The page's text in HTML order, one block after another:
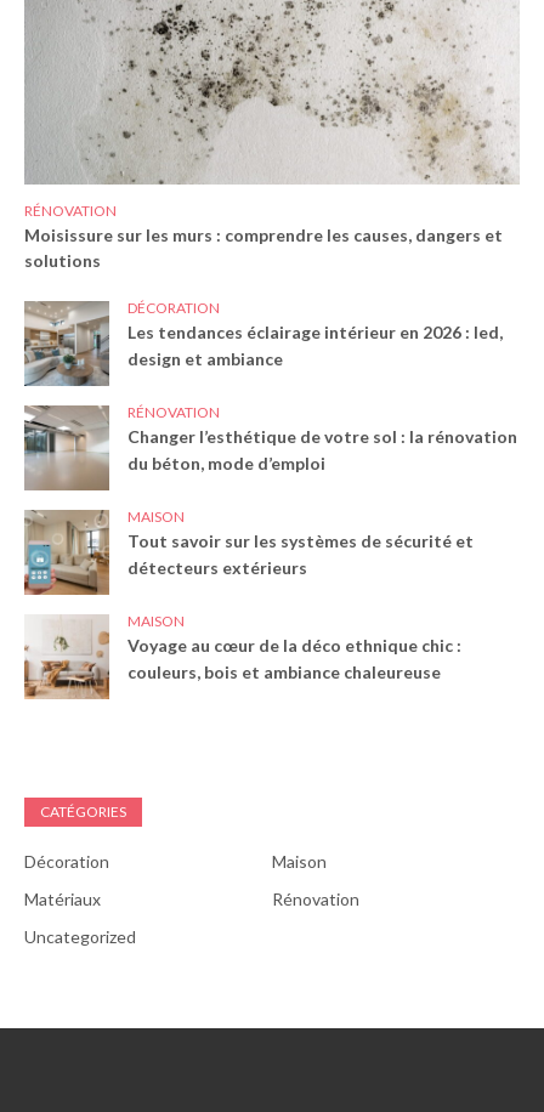
RÉNOVATION
Moisissure sur les murs : comprendre les causes, dangers et
solutions
DÉCORATION
Les tendances éclairage intérieur en 2026 : led,
design et ambiance
RÉNOVATION
Changer l’esthétique de votre sol : la rénovation
du béton, mode d’emploi
MAISON
Tout savoir sur les systèmes de sécurité et
détecteurs extérieurs
MAISON
Voyage au cœur de la déco ethnique chic :
couleurs, bois et ambiance chaleureuse
CATÉGORIES
Décoration
Maison
Matériaux
Rénovation
Uncategorized